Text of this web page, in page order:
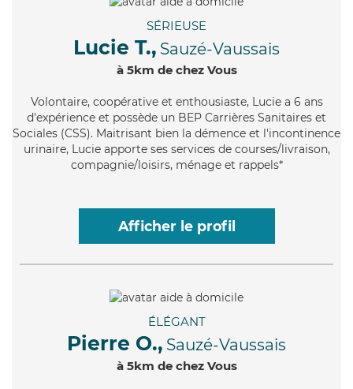
SÉRIEUSE
Lucie T., Sauzé-Vaussais
à 5km de chez Vous
Volontaire, coopérative et enthousiaste, Lucie a 6 ans
d'expérience et possède un BEP Carrières Sanitaires et
Sociales (CSS). Maitrisant bien la démence et l'incontinence
urinaire, Lucie apporte ses services de courses/livraison,
compagnie/loisirs, ménage et rappels*
Afficher le profil
ÉLÉGANT
Pierre O., Sauzé-Vaussais
à 5km de chez Vous